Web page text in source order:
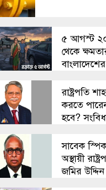
৫ আগস্ট
থেকে
রাষ্ট্রপতি
করতে
হবে?
সাবেক
অস্থায়ী
জমির